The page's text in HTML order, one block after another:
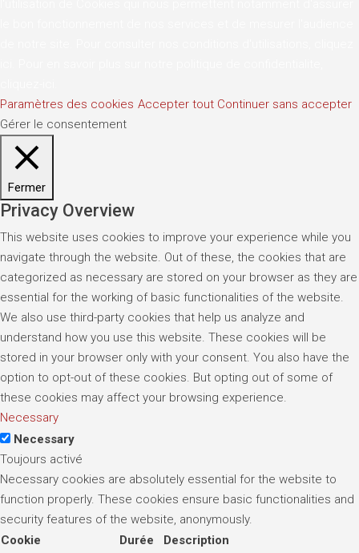
Paramètres des cookies Accepter tout Continuer sans accepter
Gérer le consentement
Fermer
Privacy Overview
This website uses cookies to improve your experience while you
navigate through the website. Out of these, the cookies that are
categorized as necessary are stored on your browser as they are
essential for the working of basic functionalities of the website.
We also use third-party cookies that help us analyze and
understand how you use this website. These cookies will be
stored in your browser only with your consent. You also have the
option to opt-out of these cookies. But opting out of some of
these cookies may affect your browsing experience.
Necessary
Necessary
Toujours activé
Necessary cookies are absolutely essential for the website to
function properly. These cookies ensure basic functionalities and
security features of the website, anonymously.
Cookie
Durée Description